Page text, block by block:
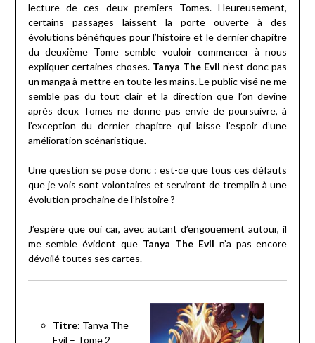
lecture de ces deux premiers Tomes. Heureusement,
certains passages laissent la porte ouverte à des
évolutions bénéfiques pour l’histoire et le dernier chapitre
du deuxième Tome semble vouloir commencer à nous
expliquer certaines choses. Tanya The Evil n’est donc pas
un manga à mettre en toute les mains. Le public visé ne me
semble pas du tout clair et la direction que l’on devine
après deux Tomes ne donne pas envie de poursuivre, à
l’exception du dernier chapitre qui laisse l’espoir d’une
amélioration scénaristique.
Une question se pose donc : est-ce que tous ces défauts
que je vois sont volontaires et serviront de tremplin à une
évolution prochaine de l’histoire ?
J’espère que oui car, avec autant d’engouement autour, il
me semble évident que Tanya The Evil n’a pas encore
dévoilé toutes ses cartes.
Titre: Tanya The
Evil – Tome 2